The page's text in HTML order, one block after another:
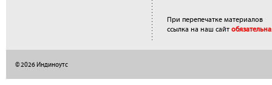
При перепечатке материалов
ссылка на наш сайт обязательна.
© 2026 Индиноутс